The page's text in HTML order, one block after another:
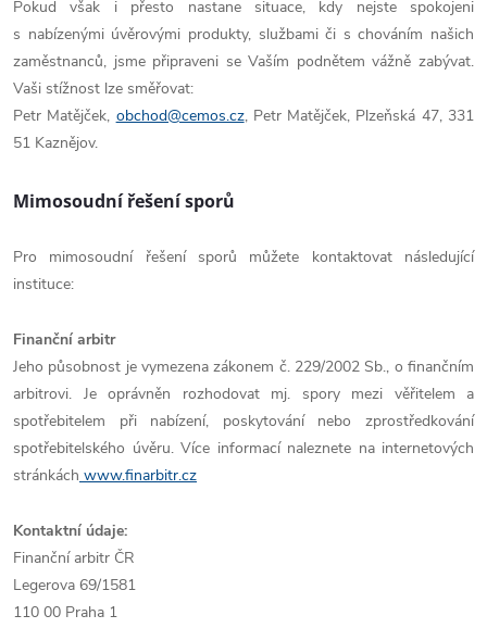
Pokud však i přesto nastane situace, kdy nejste spokojeni
s nabízenými úvěrovými produkty, službami či s chováním našich
zaměstnanců, jsme připraveni se Vaším podnětem vážně zabývat.
Vaši stížnost lze směřovat:
Petr Matějček, obchod@cemos.cz, Petr Matějček, Plzeňská 47, 331
51 Kaznějov.
Mimosoudní řešení sporů
Pro mimosoudní řešení sporů můžete kontaktovat následující
instituce:
Finanční arbitr
Jeho působnost je vymezena zákonem č. 229/2002 Sb., o finančním
arbitrovi. Je oprávněn rozhodovat mj. spory mezi věřitelem a
spotřebitelem při nabízení, poskytování nebo zprostředkování
spotřebitelského úvěru. Více informací naleznete na internetových
stránkách www.finarbitr.cz
Kontaktní údaje:
Finanční arbitr ČR
Legerova 69/1581
110 00 Praha 1